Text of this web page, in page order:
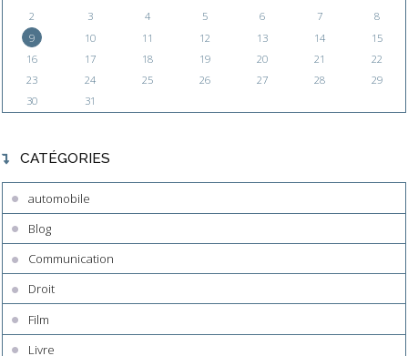
2
3 4 5 6 7
8
9
10 11 12 13 14
15
16
17 18 19 20 21
22
23
24 25 26 27 28
29
30
31
CATÉGORIES
automobile
Blog
Communication
Droit
Film
Livre